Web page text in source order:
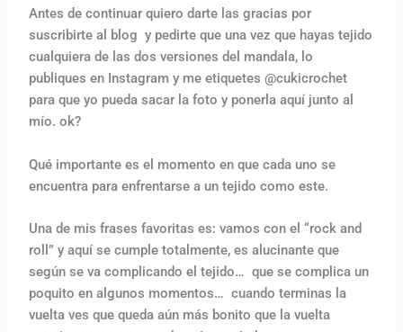
Antes de continuar quiero darte las gracias por
suscribirte al blog y pedirte que una vez que hayas tejido
cualquiera de las dos versiones del mandala, lo
publiques en Instagram y me etiquetes @cukicrochet
para que yo pueda sacar la foto y ponerla aquí junto al
mío. ok?
Qué importante es el momento en que cada uno se
encuentra para enfrentarse a un tejido como este.
Una de mis frases favoritas es: vamos con el “rock and
roll” y aquí se cumple totalmente, es alucinante que
según se va complicando el tejido… que se complica un
poquito en algunos momentos… cuando terminas la
vuelta ves que queda aún más bonito que la vuelta